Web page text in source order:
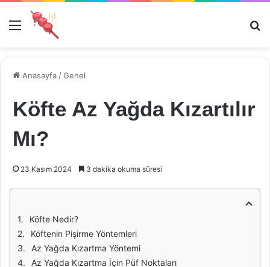
Menü
Anasayfa /Genel
Köfte Az Yağda Kızartılır
Mı?
23 Kasım 2024 3 dakika okuma süresi
Köfte Nedir?
Köftenin Pişirme Yöntemleri
Az Yağda Kızartma Yöntemi
Az Yağda Kızartma İçin Püf Noktaları